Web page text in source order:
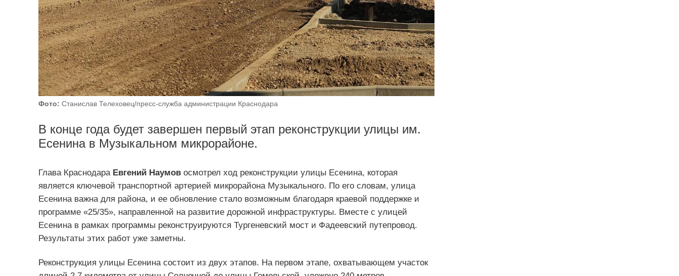
Фото: Станислав Телеховец/пресс-служба администрации Краснодара
В конце года будет завершен первый этап реконструкции улицы им.
Есенина в Музыкальном микрорайоне.
Глава КраснодараЕвгений Наумовосмотрел ход реконструкции улицы Есенина, которая
является ключевой транспортной артерией микрорайона Музыкального. По его словам, улица
Есенина важна для района, и ее обновление стало возможным благодаря краевой поддержке и
программе «25/35», направленной на развитие дорожной инфраструктуры. Вместе с улицей
Есенина в рамках программы реконструируются Тургеневский мост и Фадеевский путепровод.
Результаты этих работ уже заметны.
Реконструкция улицы Есенина состоит из двух этапов. На первом этапе, охватывающем участок